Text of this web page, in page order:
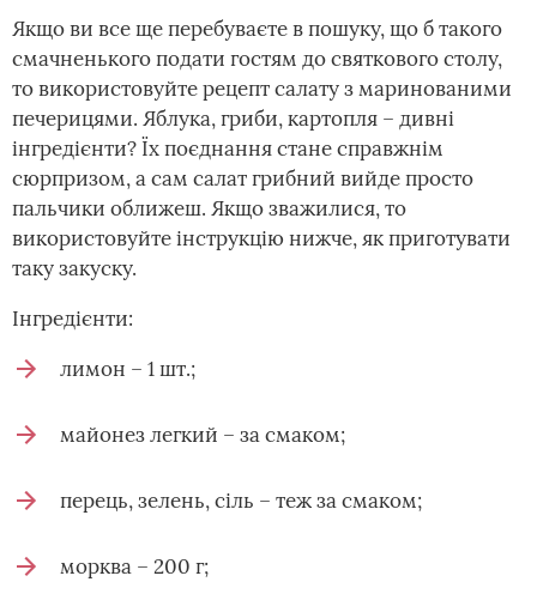
Якщо ви все ще перебуваєте в пошуку, що б такого
смачненького подати гостям до святкового столу,
то використовуйте рецепт салату з маринованими
печерицями. Яблука, гриби, картопля – дивні
інгредієнти? Їх поєднання стане справжнім
сюрпризом, а сам салат грибний вийде просто
пальчики оближеш. Якщо зважилися, то
використовуйте інструкцію нижче, як приготувати
таку закуску.
Інгредієнти:
лимон – 1 шт.;
майонез легкий – за смаком;
перець, зелень, сіль – теж за смаком;
морква – 200 г;